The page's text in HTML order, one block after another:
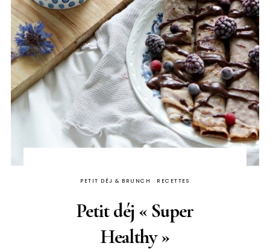
PETIT DÉJ & BRUNCH RECETTES
Petit déj « Super
Healthy »